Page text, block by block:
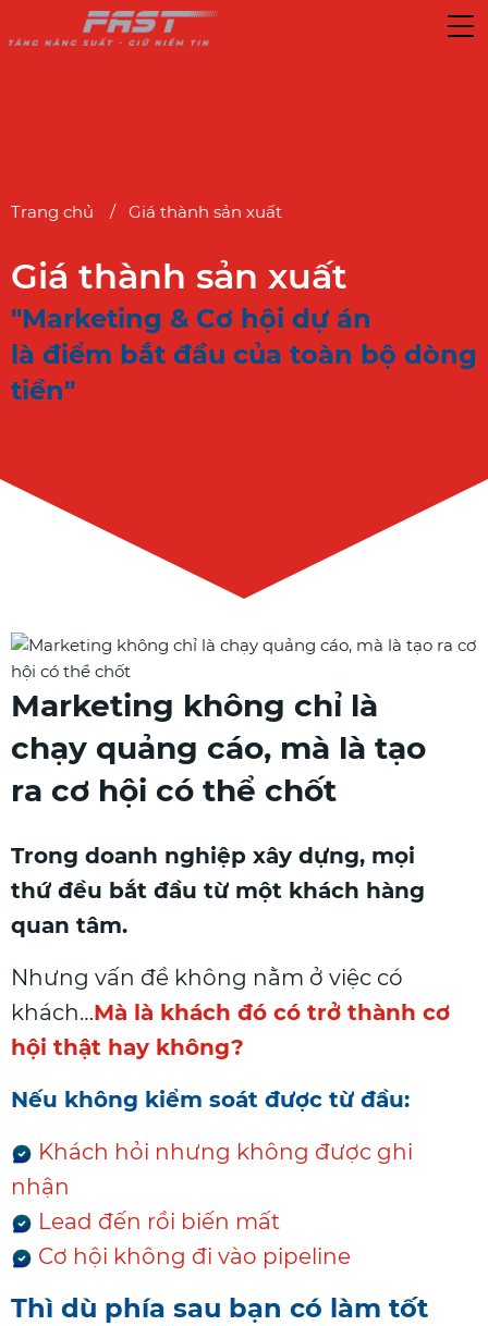
Trang chủ Giá thành sản xuất
Giá thành sản xuất
"Marketing & Cơ hội dự án
là điểm bắt đầu của toàn bộ dòng
tiền"
Marketing không chỉ là
chạy quảng cáo, mà là tạo
ra cơ hội có thể chốt
Trong doanh nghiệp xây dựng, mọi
thứ đều bắt đầu từ một khách hàng
quan tâm.
Nhưng vấn đề không nằm ở việc có
khách…Mà là khách đó có trở thành cơ
hội thật hay không?
Nếu không kiểm soát được từ đầu:
Khách hỏi nhưng không được ghi
nhận
Lead đến rồi biến mất
Cơ hội không đi vào pipeline
Thì dù phía sau bạn có làm tốt